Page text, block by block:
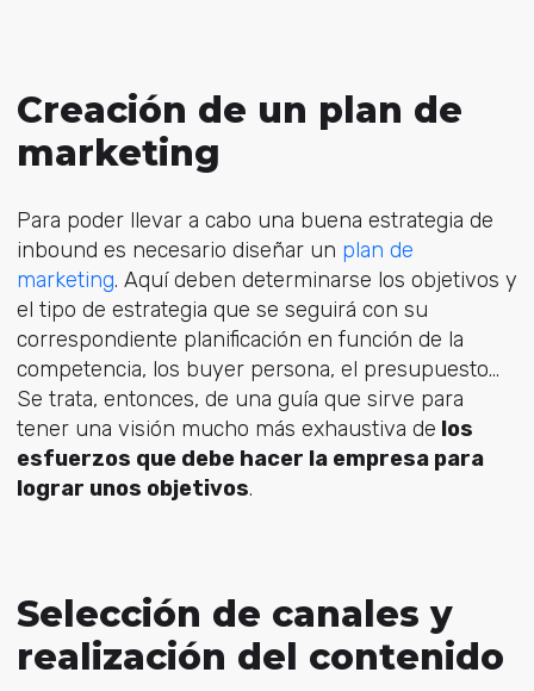
Creación de un plan de
marketing
Para poder llevar a cabo una buena estrategia de
inbound es necesario diseñar un plan de
marketing. Aquí deben determinarse los objetivos y
el tipo de estrategia que se seguirá con su
correspondiente planificación en función de la
competencia, los buyer persona, el presupuesto…
Se trata, entonces, de una guía que sirve para
tener una visión mucho más exhaustiva de los
esfuerzos que debe hacer la empresa para
lograr unos objetivos.
Selección de canales y
realización del contenido